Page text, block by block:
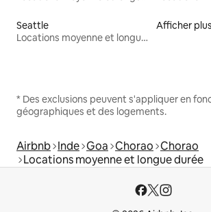
Seattle
Locations moyenne et longue durée
Afficher plus
* Des exclusions peuvent s'appliquer en
géographiques et des logements.
Airbnb Inde Goa Chorao Chorao
Locations moyenne et longue durée